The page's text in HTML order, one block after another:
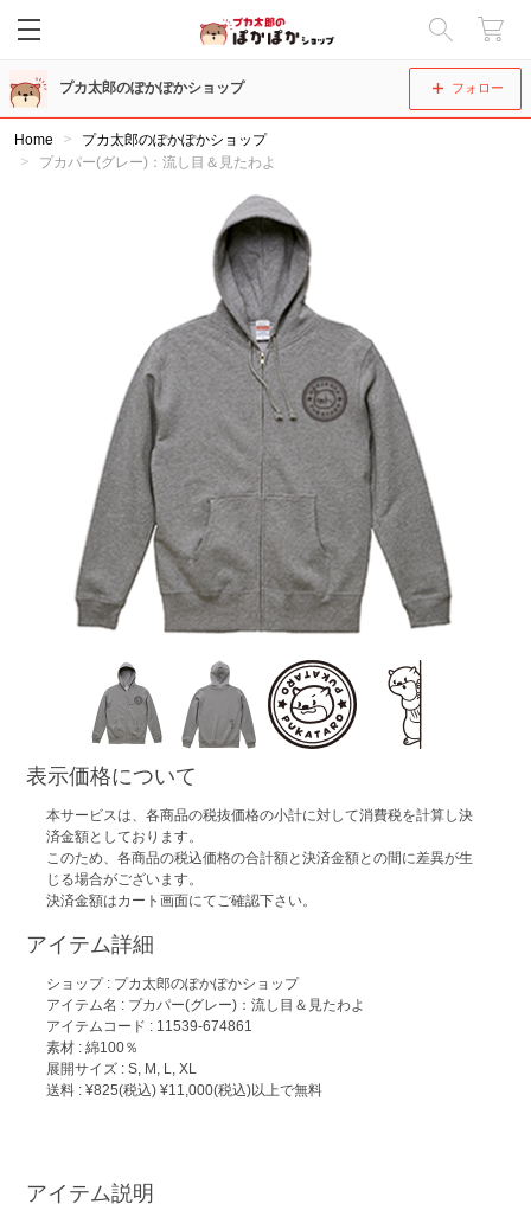
閉じる
プカ太郎のぽかぽかショップ フォロー
Home
プカ太郎のぽかぽかショップ
プカパー(グレー)：流し目＆見たわよ
表示価格について
本サービスは、各商品の税抜価格の小計に対して消費税を計算し決
済金額としております。
このため、各商品の税込価格の合計額と決済金額との間に差異が生
じる場合がございます。
決済金額はカート画面にてご確認下さい。
アイテム詳細
ショップ : プカ太郎のぽかぽかショップ
アイテム名 : プカパー(グレー)：流し目＆見たわよ
アイテムコード : 11539-674861
素材 : 綿100％
展開サイズ : S, M, L, XL
送料 : ¥825(税込) ¥11,000(税込)以上で無料
アイテム説明